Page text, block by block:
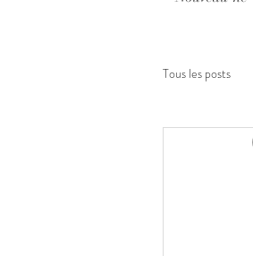
Tous les posts